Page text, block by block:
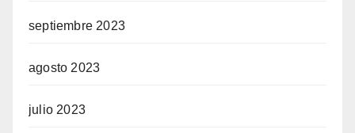
septiembre 2023
agosto 2023
julio 2023